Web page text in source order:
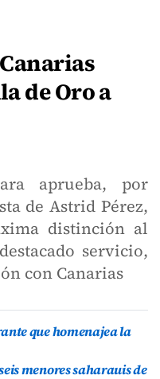
de Oro a
aprueba, por
de Astrid Pérez,
distinción al
servicio,
con Canarias
que homenajea la
menores saharauis de